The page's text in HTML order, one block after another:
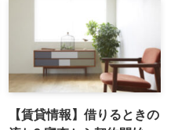
【賃貸情報】借りるときの